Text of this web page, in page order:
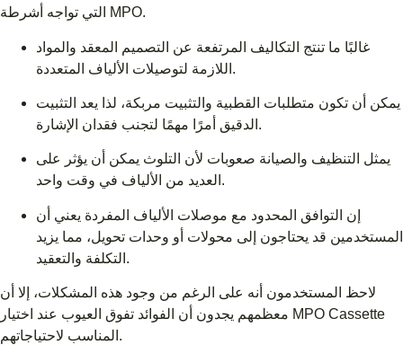
التي تواجه أشرطة MPO.
غالبًا ما تنتج التكاليف المرتفعة عن التصميم المعقد والمواد
اللازمة لتوصيلات الألياف المتعددة.
يمكن أن تكون متطلبات القطبية والتثبيت مربكة، لذا يعد التثبيت
الدقيق أمرًا مهمًا لتجنب فقدان الإشارة.
يمثل التنظيف والصيانة صعوبات لأن التلوث يمكن أن يؤثر على
العديد من الألياف في وقت واحد.
إن التوافق المحدود مع موصلات الألياف المفردة يعني أن
المستخدمين قد يحتاجون إلى محولات أو وحدات تحويل، مما يزيد
التكلفة والتعقيد.
لاحظ المستخدمون أنه على الرغم من وجود هذه المشكلات، إلا أن
معظمهم يجدون أن الفوائد تفوق العيوب عند اختيار MPO Cassette
المناسب لاحتياجاتهم.